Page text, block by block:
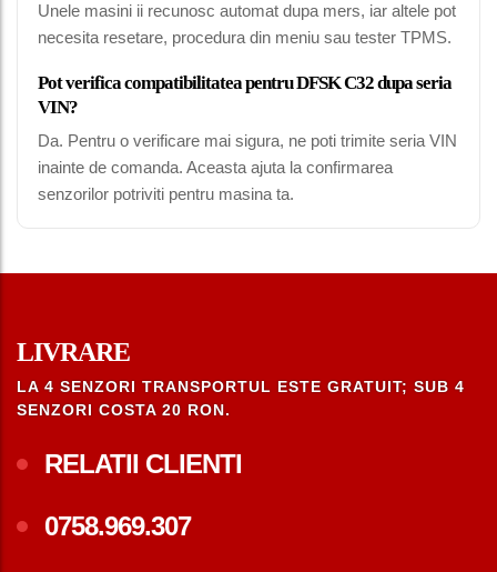
Unele masini ii recunosc automat dupa mers, iar altele pot
necesita resetare, procedura din meniu sau tester TPMS.
Pot verifica compatibilitatea pentru DFSK C32 dupa seria
VIN?
Da. Pentru o verificare mai sigura, ne poti trimite seria VIN
inainte de comanda. Aceasta ajuta la confirmarea
senzorilor potriviti pentru masina ta.
LIVRARE
LA 4 SENZORI TRANSPORTUL ESTE GRATUIT; SUB 4
SENZORI COSTA 20 RON.
RELATII CLIENTI
0758.969.307